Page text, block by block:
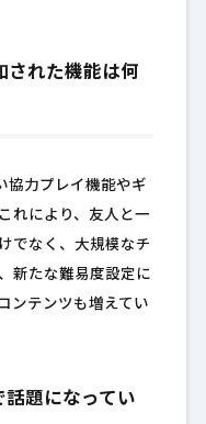
された機能は何
協力プレイ機能やギ
れにより、友人と一
でなく、大規模なチ
新たな難易度設定に
ンテンツも増えてい
話題になってい